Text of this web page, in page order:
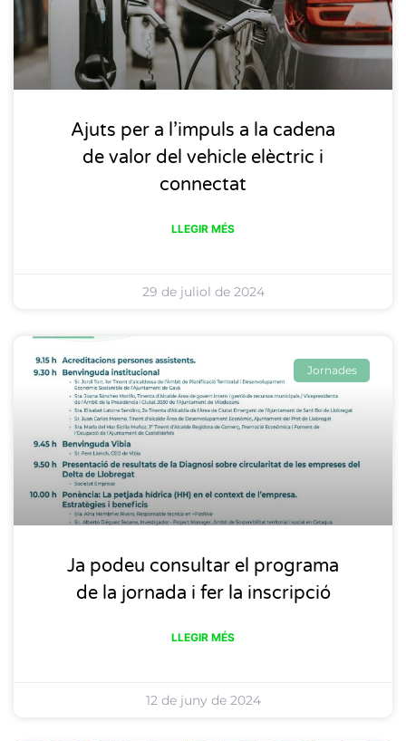
Ajuts per a l’impuls a la cadena
de valor del vehicle elèctric i
connectat
LLEGIR MÉS
29 de juliol de 2024
Jornades
Ja podeu consultar el programa
de la jornada i fer la inscripció
LLEGIR MÉS
12 de juny de 2024